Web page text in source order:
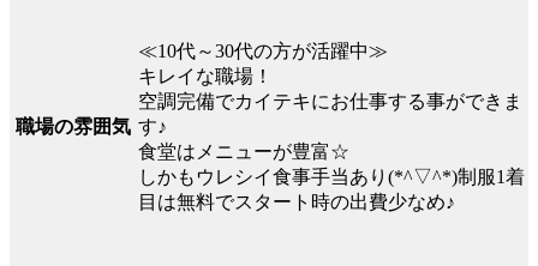
職場の雰囲気
≪10代～30代の方が活躍中≫
キレイな職場！
空調完備でカイテキにお仕事する事ができま
す♪
食堂はメニューが豊富☆
しかもウレシイ食事手当あり(*^▽^*)制服1着
目は無料でスタート時の出費少なめ♪